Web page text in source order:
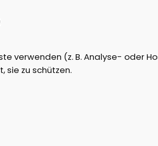
verwenden (z. B. Analyse- oder
sie zu schützen.